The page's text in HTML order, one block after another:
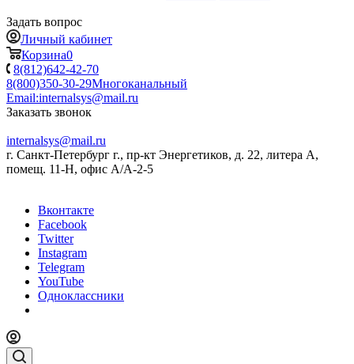
Задать вопрос
Личный кабинет
Корзина0
8(812)642-42-70
8(800)350-30-29Многоканальный
Email:internalsys@mail.ru
Заказать звонок
internalsys@mail.ru
г. Санкт-Петербург г., пр-кт Энергетиков, д. 22, литера А,
помещ. 11-Н, офис А/А-2-5
Вконтакте
Facebook
Twitter
Instagram
Telegram
YouTube
Одноклассники